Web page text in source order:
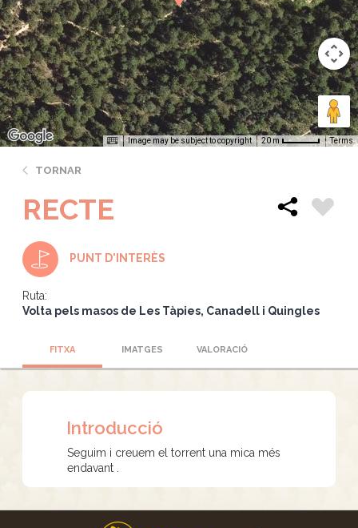
Image may be subject to copyright 20 m Terms
TORNAR
RECTE
PUNT D'INTERÈS
Ruta:
Volta pels masos de Les Tàpies, Canadell i Quingles
FITXA IMATGES VALORACIÓ
Introducció
Seguim i creuem el torrent una mica més
endavant .